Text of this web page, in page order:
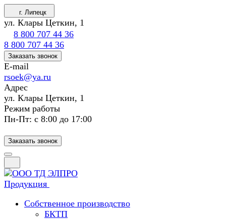
г. Липецк
ул. Клары Цеткин, 1
8 800 707 44 36
8 800 707 44 36
Заказать звонок
E-mail
rsoek@ya.ru
Адрес
ул. Клары Цеткин, 1
Режим работы
Пн-Пт: с 8:00 до 17:00
Заказать звонок
Продукция
Собственное производство
БКТП